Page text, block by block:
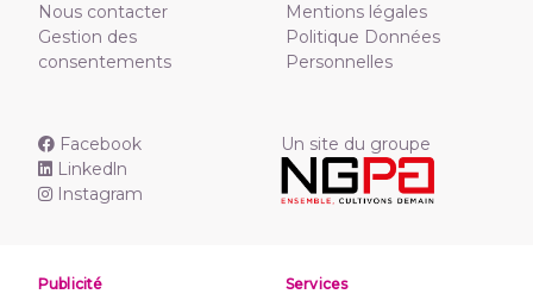
Nous contacter
Gestion des
consentements
Mentions légales
Politique Données
Personnelles
Facebook
Linkedln
Instagram
Un site du groupe
Publicité Services